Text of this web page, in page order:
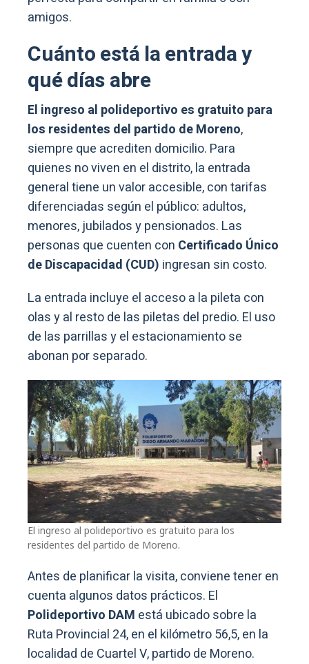
amigos.
Cuánto está la entrada y
qué días abre
El ingreso al polideportivo es gratuito para
los residentes del partido de Moreno,
siempre que acrediten domicilio. Para
quienes no viven en el distrito, la entrada
general tiene un valor accesible, con tarifas
diferenciadas según el público: adultos,
menores, jubilados y pensionados. Las
personas que cuenten con Certificado Único
de Discapacidad (CUD) ingresan sin costo.
La entrada incluye el acceso a la pileta con
olas y al resto de las piletas del predio. El uso
de las parrillas y el estacionamiento se
abonan por separado.
El ingreso al polideportivo es gratuito para los
residentes del partido de Moreno.
Antes de planificar la visita, conviene tener en
cuenta algunos datos prácticos. El
Polideportivo DAM está ubicado sobre la
Ruta Provincial 24, en el kilómetro 56,5, en la
localidad de Cuartel V, partido de Moreno.